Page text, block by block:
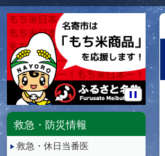
停
救急・防災情報
救急・休日当番医